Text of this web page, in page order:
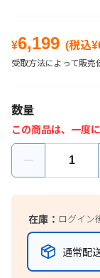
¥6,199 (税込¥
受取方法によって販売
数量
この商品は、一度
在庫： ログイン
通常配